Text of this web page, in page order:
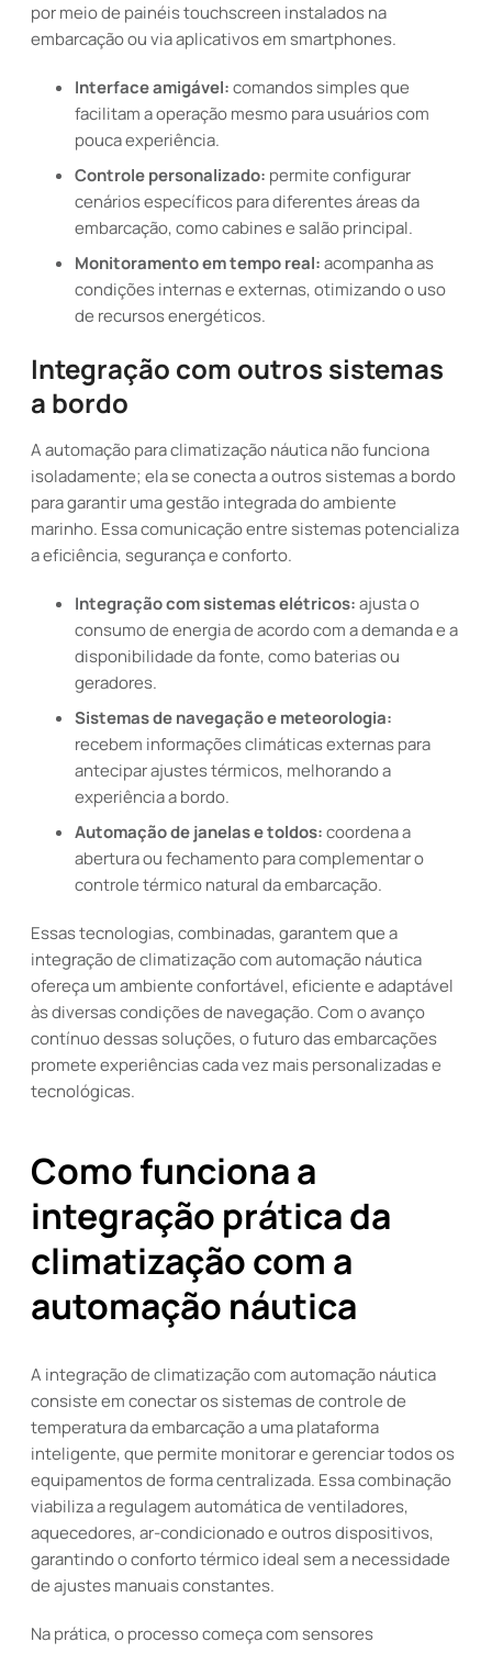
por meio de painéis touchscreen instalados na
embarcação ou via aplicativos em smartphones.
Interface amigável:comandos simples que
facilitam a operação mesmo para usuários com
pouca experiência.
Controle personalizado: permite configurar
cenários específicos para diferentes áreas da
embarcação, como cabines e salão principal.
Monitoramento em tempo real:acompanha as
condições internas e externas, otimizando o uso
de recursos energéticos.
Integração com outros sistemas
a bordo
A automação para climatização náutica não funciona
isoladamente; ela se conecta a outros sistemas a bordo
para garantir uma gestão integrada do ambiente
marinho. Essa comunicação entre sistemas potencializa
a eficiência, segurança e conforto.
Integração com sistemas elétricos:ajusta o
consumo de energia de acordo com a demanda e a
disponibilidade da fonte, como baterias ou
geradores.
Sistemas de navegação e meteorologia:
recebem informações climáticas externas para
antecipar ajustes térmicos, melhorando a
experiência a bordo.
Automação de janelas e toldos:coordena a
abertura ou fechamento para complementar o
controle térmico natural da embarcação.
Essas tecnologias, combinadas, garantem que a
integração de climatização com automação náutica
ofereça um ambiente confortável, eficiente e adaptável
às diversas condições de navegação. Com o avanço
contínuo dessas soluções, o futuro das embarcações
promete experiências cada vez mais personalizadas e
tecnológicas.
Como funciona a
integração prática da
climatização com a
automação náutica
A integração de climatização com automação náutica
consiste em conectar os sistemas de controle de
temperatura da embarcação a uma plataforma
inteligente, que permite monitorar e gerenciar todos os
equipamentos de forma centralizada. Essa combinação
viabiliza a regulagem automática de ventiladores,
aquecedores, ar-condicionado e outros dispositivos,
garantindo o conforto térmico ideal sem a necessidade
de ajustes manuais constantes.
Na prática, o processo começa com sensores